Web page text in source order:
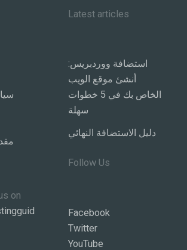
Latest articles
استضافة ووردبريس:
أنشئ موقع الويب
الخاص بك في 5 خطوات
سهلة
دليل الاستضافة النهائي
Follow Us
Facebook
Twitter
YouTube
on